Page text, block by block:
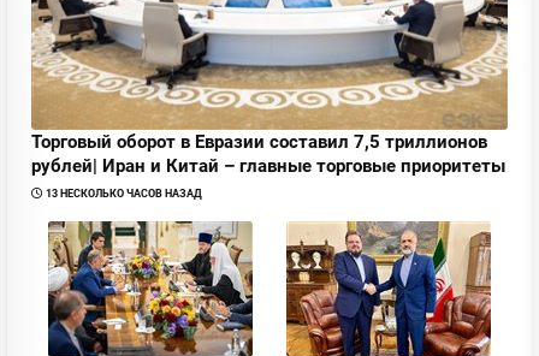
Торговый оборот в Евразии составил 7,5 триллионов
рублей| Иран и Китай – главные торговые приоритеты
13 НЕСКОЛЬКО ЧАСОВ НАЗАД